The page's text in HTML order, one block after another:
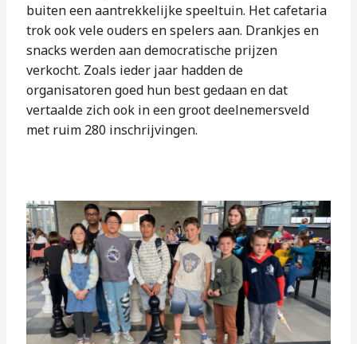
buiten een aantrekkelijke speeltuin. Het cafetaria
trok ook vele ouders en spelers aan. Drankjes en
snacks werden aan democratische prijzen
verkocht. Zoals ieder jaar hadden de
organisatoren goed hun best gedaan en dat
vertaalde zich ook in een groot deelnemersveld
met ruim 280 inschrijvingen.